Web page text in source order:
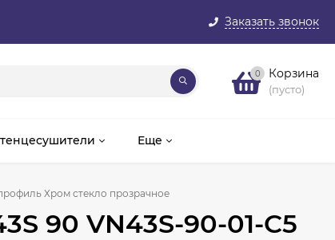
Заказать звонок
0 Корзина
(пусто)
Еще
Хром стекло прозрачное
90 VN43S-90-01-C5